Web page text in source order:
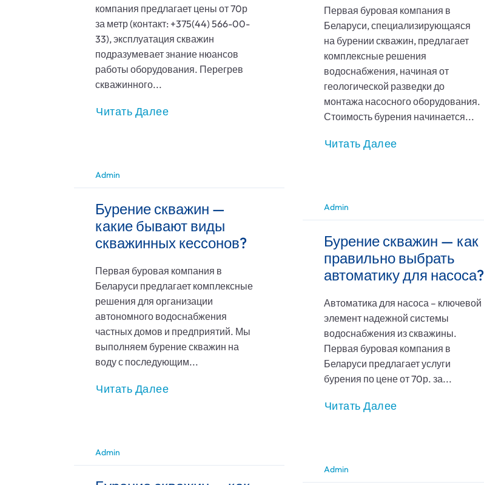
компания предлагает цены от 70р
за метр (контакт: +375(44) 566-00-
33), эксплуатация скважин
подразумевает знание нюансов
работы оборудования. Перегрев
скважинного...
Читать Далее
Первая буровая компания в
Беларуси, специализирующаяся
на бурении скважин, предлагает
комплексные решения
водоснабжения, начиная от
геологической разведки до
монтажа насосного оборудования.
Стоимость бурения начинается...
Читать Далее
Admin
Бурение скважин —
какие бывают виды
скважинных кессонов?
Первая буровая компания в
Беларуси предлагает комплексные
решения для организации
автономного водоснабжения
частных домов и предприятий. Мы
выполняем бурение скважин на
воду с последующим...
Читать Далее
Admin
Бурение скважин — как
правильно выбрать
автоматику для насоса?
Автоматика для насоса – ключевой
элемент надежной системы
водоснабжения из скважины.
Первая буровая компания в
Беларуси предлагает услуги
бурения по цене от 70р. за...
Читать Далее
Admin
Admin